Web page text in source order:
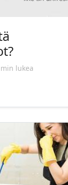
lukea